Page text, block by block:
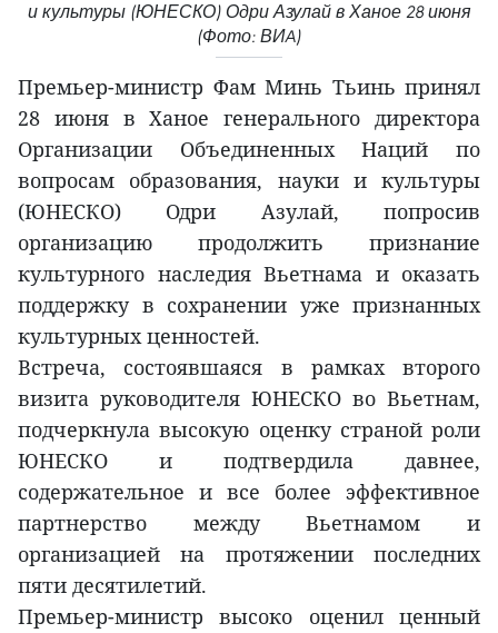
и культуры (ЮНЕСКО) Одри Азулай в Ханое 28 июня
(Фото: ВИA)
Премьер-министр Фам Минь Тьинь принял
28 июня в Ханое генерального директора
Организации Объединенных Наций по
вопросам образования, науки и культуры
(ЮНЕСКО) Одри Азулай, попросив
организацию продолжить признание
культурного наследия Вьетнама и оказать
поддержку в сохранении уже признанных
культурных ценностей.
Встреча, состоявшаяся в рамках второго
визита руководителя ЮНЕСКО во Вьетнам,
подчеркнула высокую оценку страной роли
ЮНЕСКО и подтвердила давнее,
содержательное и все более эффективное
партнерство между Вьетнамом и
организацией на протяжении последних
пяти десятилетий.
Премьер-министр высоко оценил ценный